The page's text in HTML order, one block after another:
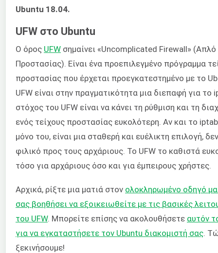
Ubuntu 18.04.
UFW στο Ubuntu
Ο όρος UFW σημαίνει «Uncomplicated Firewall» (Απλό
Προστασίας). Είναι ένα προεπιλεγμένο πρόγραμμα
προστασίας που έρχεται προεγκατεστημένο με το
UFW είναι στην πραγματικότητα μια διεπαφή για το
στόχος του UFW είναι να κάνει τη ρύθμιση και τη
ενός τείχους προστασίας ευκολότερη. Αν και το
μόνο του, είναι μια σταθερή και ευέλικτη επιλογή,
φιλικό προς τους αρχάριους. Το UFW το καθιστά
τόσο για αρχάριους όσο και για έμπειρους χρήστες.
Αρχικά, ρίξτε μια ματιά στον ολοκληρωμένο οδηγό
σας βοηθήσει να εξοικειωθείτε με τις βασικές
του UFW. Μπορείτε επίσης να ακολουθήσετε αυτόν
για να εγκαταστήσετε τον Ubuntu διακομιστή σας .
ξεκινήσουμε!